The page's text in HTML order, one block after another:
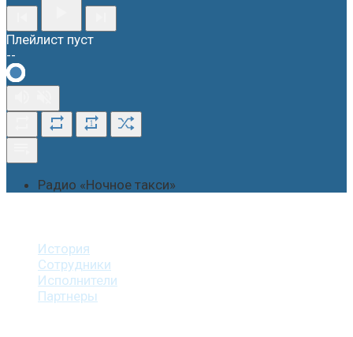
Плейлист пуст
--
1
Радио «Ночное такси»
История
Сотрудники
Исполнители
Партнеры